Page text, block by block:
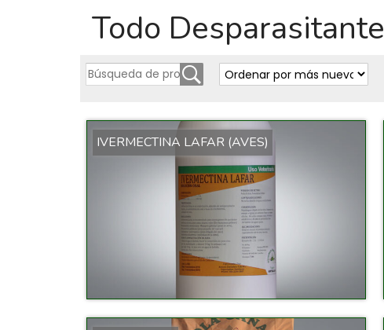
Todo Desparasitante
IVERMECTINA LAFAR (AVES)